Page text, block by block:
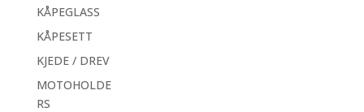
KÅPEGLASS
KÅPESETT
KJEDE / DREV
MOTOHOLDE
RS